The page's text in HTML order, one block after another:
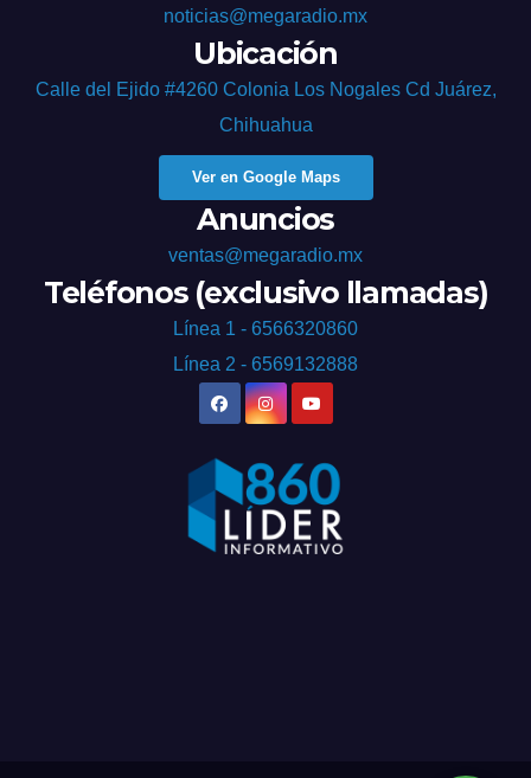
noticias@megaradio.mx
Ubicación
Calle del Ejido #4260 Colonia Los Nogales Cd Juárez,
Chihuahua
Ver en Google Maps
Anuncios
ventas@megaradio.mx
Teléfonos (exclusivo llamadas)
Línea 1 - 6566320860
Línea 2 - 6569132888